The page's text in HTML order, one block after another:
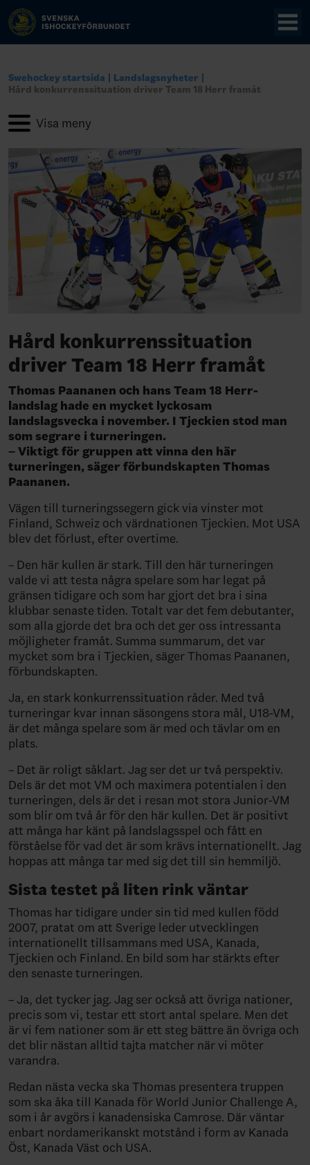
Swehockey startsida
Landslagsnyheter
Hård konkurrenssituation driver Team 18 Herr framåt
Hård konkurrenssituation
driver Team 18 Herr framåt
Thomas Paananen och hans Team 18 Herr-
landslag hade en mycket lyckosam
landslagsvecka i november. I Tjeckien stod man
som segrare i turneringen.
– Viktigt för gruppen att vinna den här
turneringen, säger förbundskapten Thomas
Paananen.
Vägen till turneringssegern gick via vinster mot
Finland, Schweiz och värdnationen Tjeckien. Mot USA
blev det förlust, efter overtime.
– Den här kullen är stark. Till den här turneringen
valde vi att testa några spelare som har legat på
gränsen tidigare och som har gjort det bra i sina
klubbar senaste tiden. Totalt var det fem debutanter,
som alla gjorde det bra och det ger oss intressanta
möjligheter framåt. Summa summarum, det var
mycket som bra i Tjeckien, säger Thomas Paananen,
förbundskapten.
Ja, en stark konkurrenssituation råder. Med två
turneringar kvar innan säsongens stora mål, U18-VM,
är det många spelare som är med och tävlar om en
plats.
– Det är roligt såklart. Jag ser det ur två perspektiv.
Dels är det mot VM och maximera potentialen i den
turneringen, dels är det i resan mot stora Junior-VM
som blir om två år för den här kullen. Det är positivt
att många har känt på landslagsspel och fått en
förståelse för vad det är som krävs internationellt. Jag
hoppas att många tar med sig det till sin hemmiljö.
Sista testet på liten rink väntar
Thomas har tidigare under sin tid med kullen född
2007, pratat om att Sverige leder utvecklingen
internationellt tillsammans med USA, Kanada,
Tjeckien och Finland. En bild som har stärkts efter
den senaste turneringen.
– Ja, det tycker jag. Jag ser också att övriga nationer,
precis som vi, testar ett stort antal spelare. Men det
är vi fem nationer som är ett steg bättre än övriga och
det blir nästan alltid tajta matcher när vi möter
varandra.
Redan nästa vecka ska Thomas presentera truppen
som ska åka till Kanada för World Junior Challenge A,
som i år avgörs i kanadensiska Camrose. Där väntar
enbart nordamerikanskt motstånd i form av Kanada
Öst, Kanada Väst och USA.